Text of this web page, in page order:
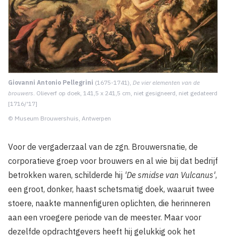
Giovanni Antonio Pellegrini (1675-1741), De vier elementen van de
brouwers. Olieverf op doek, 141,5 x 241,5 cm, niet gesigneerd, niet gedateerd
[1716/'17]
© Museum Brouwershuis, Antwerpen
Voor de vergaderzaal van de zgn. Brouwersnatie, de
corporatieve groep voor brouwers en al wie bij dat bedrijf
betrokken waren, schilderde hij 'De smidse van Vulcanus',
een groot, donker, haast schetsmatig doek, waaruit twee
stoere, naakte mannenfiguren oplichten, die herinneren
aan een vroegere periode van de meester. Maar voor
dezelfde opdrachtgevers heeft hij gelukkig ook het